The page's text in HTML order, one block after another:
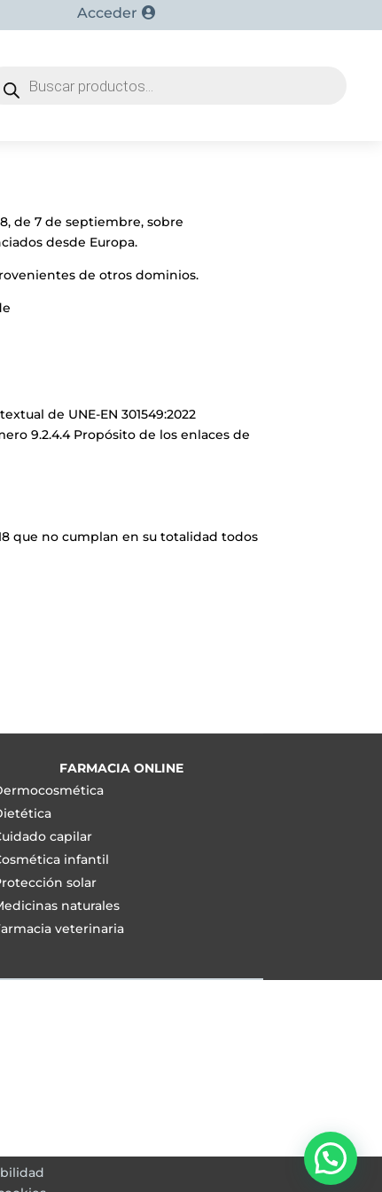
Acceder
de 7 de septiembre, sobre
desde Europa.
de otros dominios.
de UNE-EN 301549:2022
9.2.4.4 Propósito de los enlaces de
que no cumplan en su totalidad todos
FARMACIA ONLINE
capilar
infantil
solar
naturales
veterinaria